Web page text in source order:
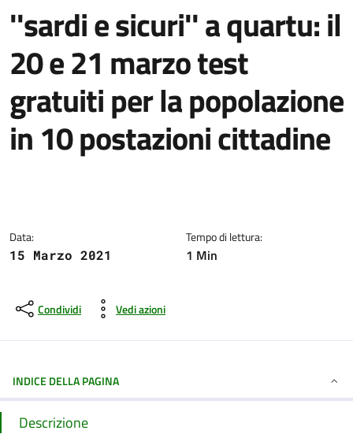
''sardi e sicuri'' a quartu: il
20 e 21 marzo test
gratuiti per la popolazione
in 10 postazioni cittadine
Data:
15 Marzo 2021
Tempo di lettura:
1 Min
Condividi Vedi azioni
INDICE DELLA PAGINA
Descrizione